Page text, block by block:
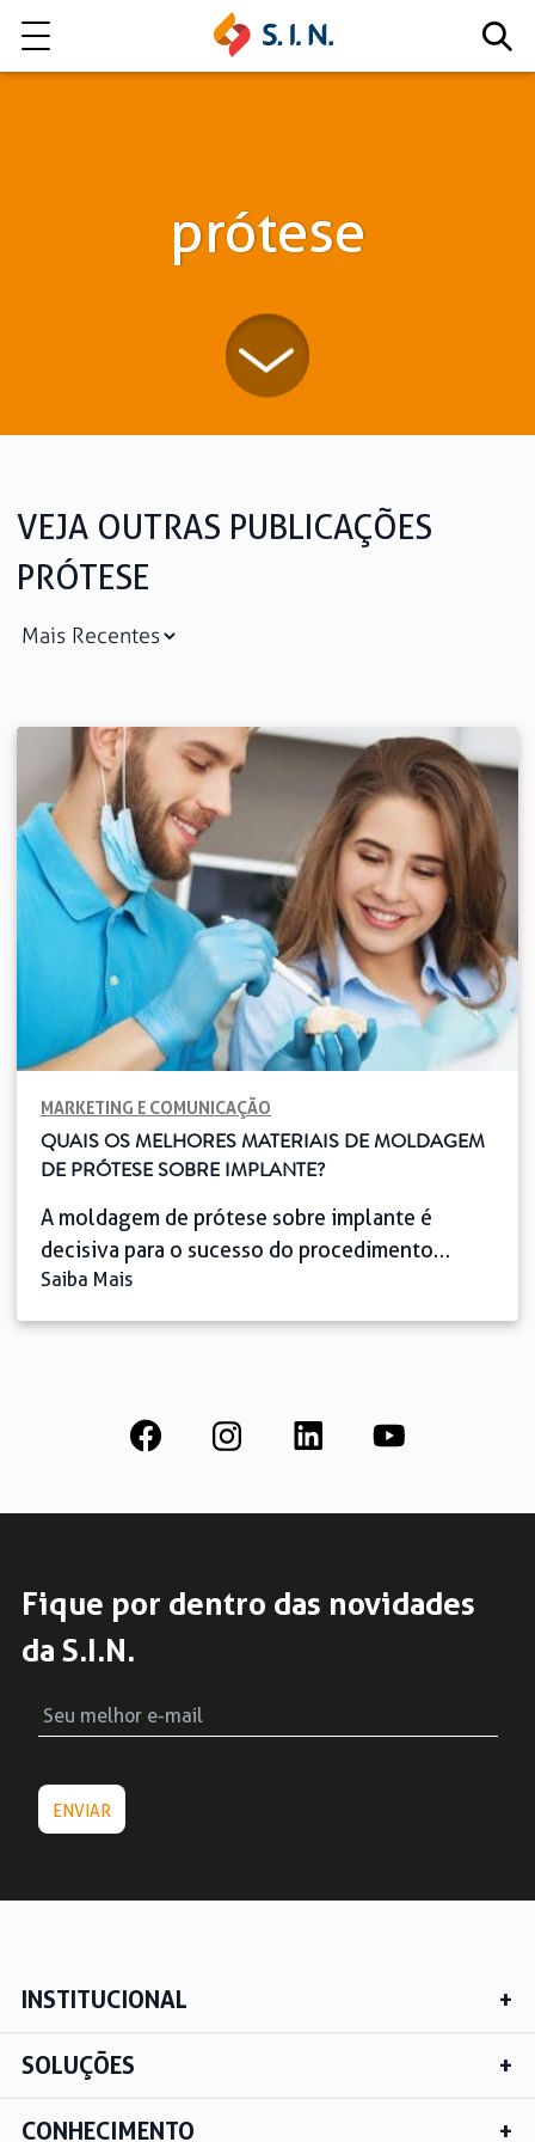
LITE
Educação
Downloads
Área Científica
S.I.N. OnBoard
Onde estamos
Nossas iniciativas
prótese
VEJA OUTRAS PUBLICAÇÕES
PRÓTESE
MARKETING E COMUNICAÇÃO
QUAIS OS MELHORES MATERIAIS DE MOLDAGEM
DE PRÓTESE SOBRE IMPLANTE?
A moldagem de prótese sobre implante é
decisiva para o sucesso do procedimento
cirúrgico para a reabilitação oral. Por isso, é
renomados e conhecidos no mundo da
dessas peças, […]
Saiba Mais
Fique por dentro das novidades
da S.I.N.
INSTITUCIONAL
SOLUÇÕES
CONHECIMENTO